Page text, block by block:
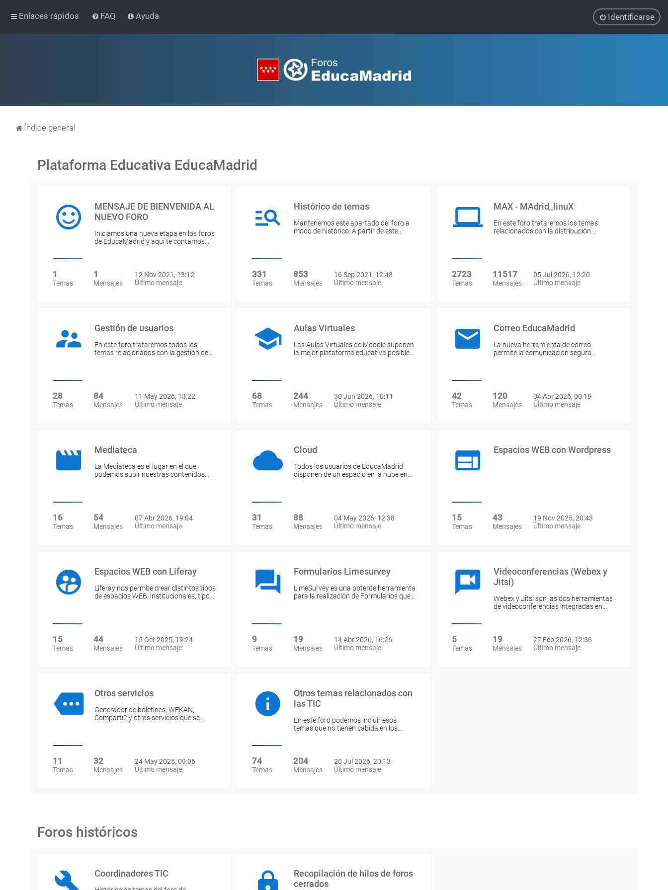
Enlaces rápidos FAQ Ayuda Identificarse
Índice general
Plataforma Educativa EducaMadrid
MENSAJE DE BIENVENIDA AL
NUEVO FORO
Iniciamos una nueva etapa en los foros
de EducaMadrid y aquí te contamos…
1
Temas
1
Mensajes
12 Nov 2021, 13:12
Último mensaje
Histórico de temas
Mantenemos este apartado del foro a
modo de histórico. A partir de este…
331
Temas
853
Mensajes
16 Sep 2021, 12:48
Último mensaje
MAX - MAdrid_linuX
En este foro trataremos los temas
relacionados con la distribución…
2723
Temas
11517
Mensajes
05 Jul 2026, 12:20
Último mensaje
Gestión de usuarios
En este foro trataremos todos los
temas relacionados con la gestión de…
28
Temas
84
Mensajes
11 May 2026, 13:22
Último mensaje
Aulas Virtuales
Las Aulas Virtuales de Moodle suponen
la mejor plataforma educativa posible…
68
Temas
244
Mensajes
30 Jun 2026, 10:11
Último mensaje
Correo EducaMadrid
La nueva herramienta de correo
permite la comunicación segura…
42
Temas
120
Mensajes
04 Abr 2026, 00:19
Último mensaje
Mediateca
La Mediateca es el lugar en el que
podemos subir nuestras contenidos…
16
Temas
54
Mensajes
07 Abr 2026, 19:04
Último mensaje
Cloud
Todos los usuarios de EducaMadrid
disponen de un espacio en la nube en…
31
Temas
88
Mensajes
04 May 2026, 12:38
Último mensaje
Espacios WEB con Wordpress
15
Temas
43
Mensajes
19 Nov 2025, 20:43
Último mensaje
Espacios WEB con Liferay
Liferay nos permite crear distintos tipos
de espacios WEB: institucionales, tipo…
15
Temas
44
Mensajes
15 Oct 2025, 19:24
Último mensaje
Formularios Limesurvey
LimeSurvey es una potente herramienta
para la realización de Formularios que…
9
Temas
19
Mensajes
14 Abr 2026, 16:26
Último mensaje
Videoconferencias (Webex y
Jitsi)
Webex y Jitsi son las dos herramientas
de videoconferencias integradas en…
5
Temas
19
Mensajes
27 Feb 2026, 12:36
Último mensaje
Otros servicios
Generador de boletines, WEKAN,
Comparti2 y otros servicios que se…
11
Temas
32
Mensajes
24 May 2025, 09:06
Último mensaje
Otros temas relacionados con
las TIC
En este foro podemos incluir esos
temas que no tienen cabida en los…
74
Temas
204
Mensajes
20 Jul 2026, 20:13
Último mensaje
Foros históricos
Coordinadores TIC
Recopilación de hilos de foros
cerrados